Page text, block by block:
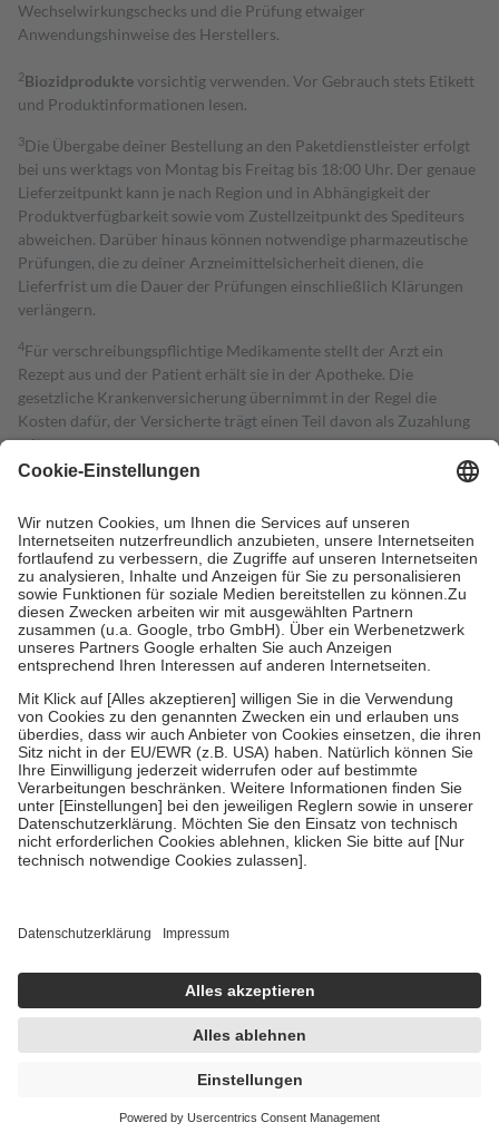
Wechselwirkungschecks und die Prüfung etwaiger
Anwendungshinweise des Herstellers.
2Biozidproduktevorsichtig verwenden. Vor Gebrauch stets Etikett
und Produktinformationen lesen.
3Die Übergabe deiner Bestellung an den Paketdienstleister erfolgt
bei uns werktags von Montag bis Freitag bis 18:00 Uhr. Der genaue
Lieferzeitpunkt kann je nach Region und in Abhängigkeit der
Produktverfügbarkeit sowie vom Zustellzeitpunkt des Spediteurs
abweichen. Darüber hinaus können notwendige pharmazeutische
Prüfungen, die zu deiner Arzneimittelsicherheit dienen, die
Lieferfrist um die Dauer der Prüfungen einschließlich Klärungen
verlängern.
4Für verschreibungspflichtige Medikamente stellt der Arzt ein
Rezept aus und der Patient erhält sie in der Apotheke. Die
gesetzliche Krankenversicherung übernimmt in der Regel die
Kosten dafür, der Versicherte trägt einen Teil davon als Zuzahlung
mit.
Grundsätzlich leisten Mitglieder Zuzahlungen in Höhe von zehn
höchstens zehn Euro.
Es sind jedoch nie mehr als die tatsächlichen
Kosten der Leistung zu entrichten.
Diese Regeln gelten grundsätzlich auch für Online-Apotheken.
Bei Heilmitteln und häuslicher Krankenpflege beträgt die
Zuzahlung zehn Prozent der Kosten sowie zehn Euro je
Verordnung.
Um das Engagement der Versicherten für ihre eigene Gesundheit zu
stärken und die besondere Stellung der Familie zu unterstützen,
fallenkeine Zuzahlungenan bei:
• Kindern und Jugendlichen bis zum vollendeten 18. Lebensjahr
mit Ausnahme der Fahrkosten
• Untersuchungen zur Vorsorge und Früherkennung, die von der
GKV getragen werden
• empfohlenen Schutzimpfungen
• Harn- und Blutteststreifen
getroffen, um sicherzustellen, dass es sich um echte Bewertungen
https://help.etrusted.com/hc/de/articles/4419944605341
Einige Bilder und Inhalte wurden unter Zuhilfenahme künstlicher